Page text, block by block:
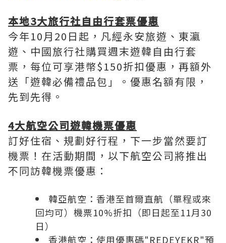
本地3大旅行社自由行套票優惠
今年10月20日起，凡經永安旅遊、東瀛
遊、中國旅行社購買週末遊韓自由行套
票，每位可享港幣$150折扣優惠，再額外
送「遊韓必備禮品包」。優惠名額有限，
先到先得。
4大航空公司遊韓機票優惠
訂好住宿、規劃好行程，下一步當然要訂
機票！在活動期間，以下航空公司將推出
不同訪韓機票優惠：
韓亞航空：香港至首爾直航（單程或來
回均可）機票10%折扣（即日起至11月30
日）
香港航空：使用優惠碼"REDEYEKR"預